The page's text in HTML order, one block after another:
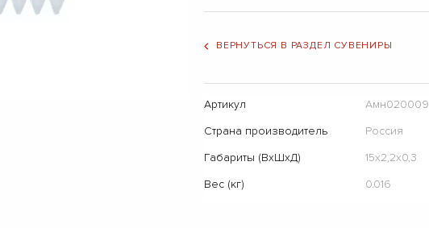
ВЕРНУТЬСЯ В РАЗДЕЛ СУВЕНИРЫ
Артикул
Амн020009
Страна производитель
Россия
Габариты (ВхШхД)
15х2,2х0,3
Вес (кг)
0.016